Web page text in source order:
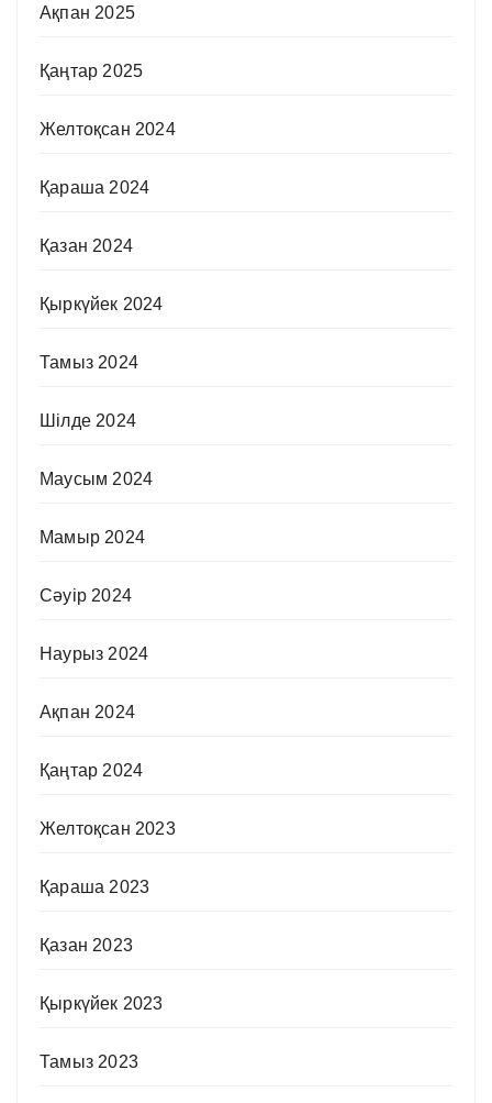
Ақпан 2025
Қаңтар 2025
Желтоқсан 2024
Қараша 2024
Қазан 2024
Қыркүйек 2024
Тамыз 2024
Шілде 2024
Маусым 2024
Мамыр 2024
Сәуір 2024
Наурыз 2024
Ақпан 2024
Қаңтар 2024
Желтоқсан 2023
Қараша 2023
Қазан 2023
Қыркүйек 2023
Тамыз 2023